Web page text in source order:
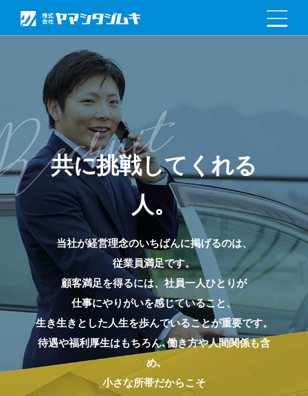
共に挑戦してくれる
人。
当社が経営理念のいちばんに掲げるのは、
従業員満足です。
顧客満足を得るには、社員一人ひとりが
仕事にやりがいを感じていること、
生き生きとした人生を歩んでいることが重要です。
待遇や福利厚生はもちろん､働き方や人間関係も含
め､
小さな所帯だからこそ